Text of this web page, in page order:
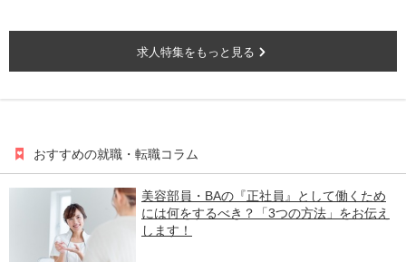
求人特集をもっと見る
おすすめの就職・転職コラム
美容部員・BAの『正社員』として働くため
には何をするべき？「3つの方法」をお伝え
します！